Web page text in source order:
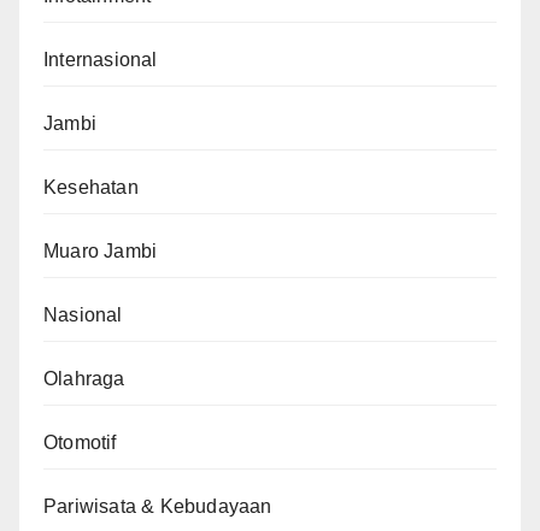
Internasional
Jambi
Kesehatan
Muaro Jambi
Nasional
Olahraga
Otomotif
Pariwisata & Kebudayaan